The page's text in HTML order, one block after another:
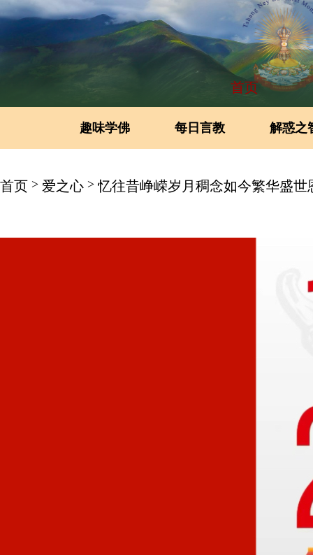
首页
趣味学佛 每日言教 解惑之
首页 > 爱之心 > 忆往昔峥嵘岁月稠念如今繁华盛世